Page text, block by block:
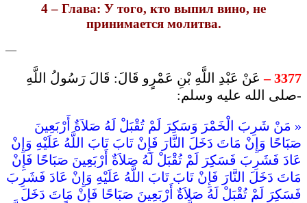
4 – Глава: У того, кто выпил вино, не
принимается молитва.
—
3377 –
عَنْ عَبْدِ اللَّهِ بْنِ عَمْرٍو قَالَ: قَالَ رَسُولُ اللَّهِ
-صلى الله عليه وسلم:
« مَنْ شَرِبَ الْخَمْرَ وَسَكِرَ لَمْ تُقْبَلْ لَهُ صَلاَةٌ أَرْبَعِينَ
صَبَاحًا وَإِنْ مَاتَ دَخَلَ النَّارَ فَإِنْ تَابَ تَابَ اللَّهُ عَلَيْهِ وَإِنْ
عَادَ فَشَرِبَ فَسَكِرَ لَمْ تُقْبَلْ لَهُ صَلاَةٌ أَرْبَعِينَ صَبَاحًا فَإِنْ
مَاتَ دَخَلَ النَّارَ فَإِنْ تَابَ تَابَ اللَّهُ عَلَيْهِ وَإِنْ عَادَ فَشَرِبَ
فَسَكِرَ لَمْ تُقْبَلْ لَهُ صَلاَةٌ أَرْبَعِينَ صَبَاحًا فَإِنْ مَاتَ دَخَلَ